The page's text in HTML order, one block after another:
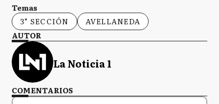
Temas
3° SECCIÓN
AVELLANEDA
AUTOR
La Noticia 1
COMENTARIOS